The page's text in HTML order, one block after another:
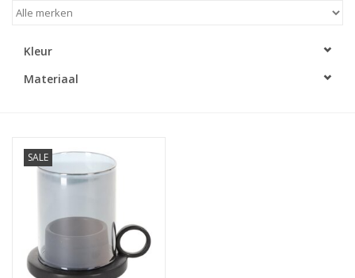
LED Kaarsen
Relatiegeschenken & Bedankjes
Sale
Kleur
Materiaal
SALE